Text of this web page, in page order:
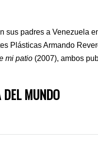
sus padres a Venezuela
Plásticas Armando
mi patio (2007), ambos
MUNDO